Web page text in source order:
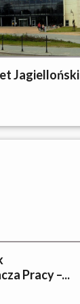
Jagielloński
Pracy –...